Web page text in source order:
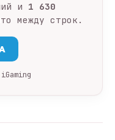
и 1 630
между строк.